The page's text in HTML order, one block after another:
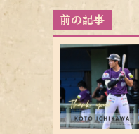
投
稿
ナ
ー
シ
ョ